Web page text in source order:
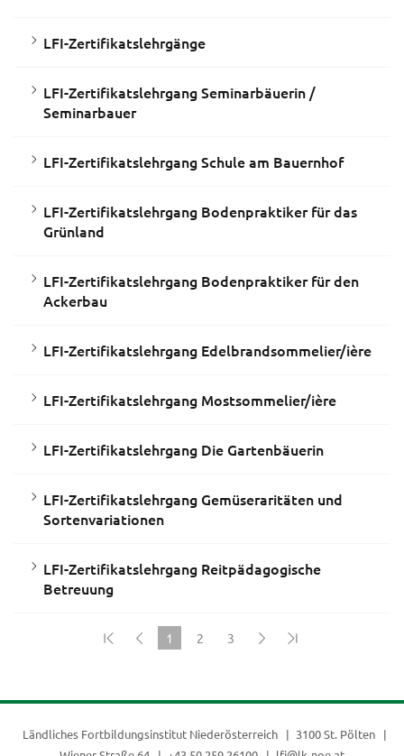
LFI-Zertifikatslehrgänge
LFI-Zertifikatslehrgang Seminarbäuerin /
Seminarbauer
LFI-Zertifikatslehrgang Schule am Bauernhof
LFI-Zertifikatslehrgang Bodenpraktiker für das
Grünland
LFI-Zertifikatslehrgang Bodenpraktiker für den
Ackerbau
LFI-Zertifikatslehrgang Edelbrandsommelier/ière
LFI-Zertifikatslehrgang Mostsommelier/ière
LFI-Zertifikatslehrgang Die Gartenbäuerin
LFI-Zertifikatslehrgang Gemüseraritäten und
Sortenvariationen
LFI-Zertifikatslehrgang Reitpädagogische
Betreuung
1
2 3
Ländliches Fortbildungsinstitut Niederösterreich
3100 St. Pölten